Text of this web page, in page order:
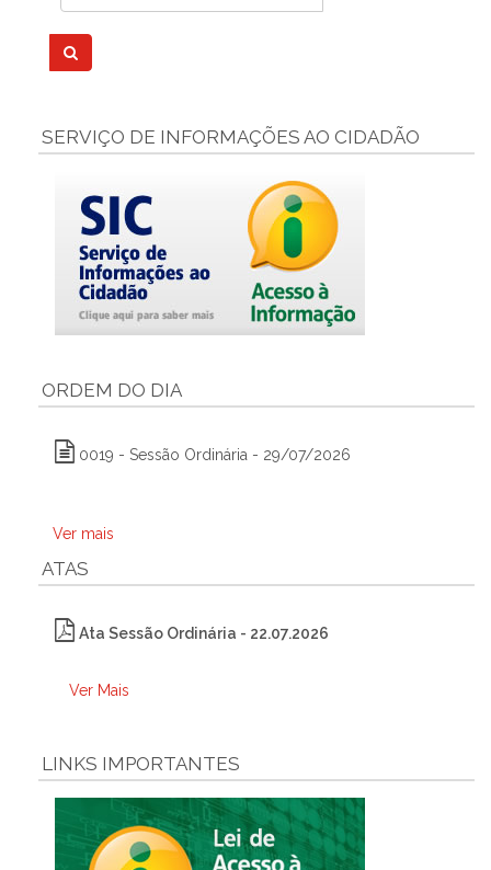
SERVIÇO DE INFORMAÇÕES AO CIDADÃO
ORDEM DO DIA
0019 - Sessão Ordinária - 29/07/2026
Ver mais
ATAS
Ata Sessão Ordinária - 22.07.2026
Ver Mais
LINKS IMPORTANTES